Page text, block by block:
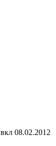
вкл 08.02.2012